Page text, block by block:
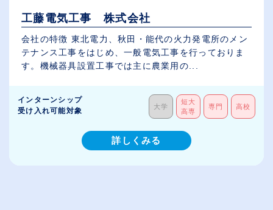
工藤電気工事 株式会社
会社の特徴 東北電力、秋田・能代の火力発電所のメン
テナンス工事をはじめ、一般電気工事を行っておりま
す。機械器具設置工事では主に農業用の...
インターンシップ
受け入れ可能対象
大学
短大
高専
専門 高校
詳しくみる